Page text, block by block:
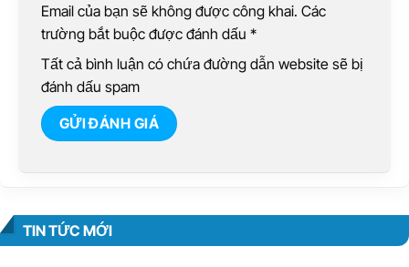
Email của bạn sẽ không được công khai. Các
trường bắt buộc được đánh dấu *
Tất cả bình luận có chứa đường dẫn website sẽ bị
đánh dấu spam
TIN TỨC MỚI